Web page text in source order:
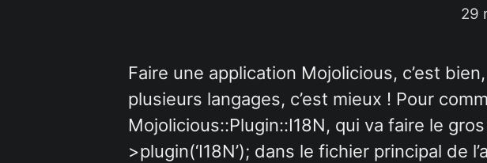
29
Faire une application Mojolicious, c’est
plusieurs langages, c’est mieux ! Pour
Mojolicious::Plugin::I18N, qui va faire le
>plugin(‘I18N’); dans le fichier principal de